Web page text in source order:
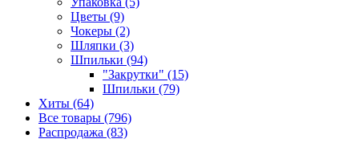
Цветы (9)
Чокеры (2)
Шляпки (3)
Шпильки (94)
"Закрутки" (15)
Шпильки (79)
Хиты (64)
Все товары (796)
Распродажа (83)